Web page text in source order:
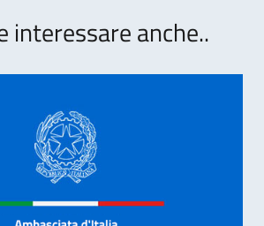
interessare anche..